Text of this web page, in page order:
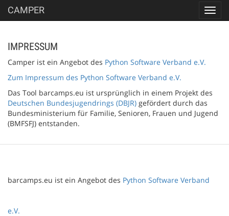
CAMPER
IMPRESSUM
Camper ist ein Angebot des Python Software Verband e.V.
Zum Impressum des Python Software Verband e.V.
Das Tool barcamps.eu ist ursprünglich in einem Projekt des
Deutschen Bundesjugendrings (DBJR) gefördert durch das
Bundesministerium für Familie, Senioren, Frauen und Jugend
(BMFSFJ) entstanden.
barcamps.eu ist ein Angebot des Python Software Verband
e.V.